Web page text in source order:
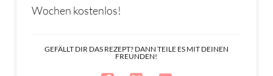
Wochen kostenlos!
GEFÄLLT DIR DAS REZEPT? DANN TEILE ES MIT DEINEN
FREUNDEN!